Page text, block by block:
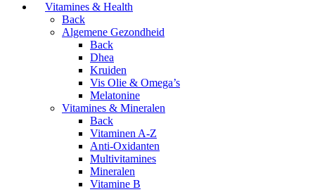
Vitamines & Health
Back
Algemene Gezondheid
Back
Dhea
Kruiden
Vis Olie & Omega’s
Melatonine
Vitamines & Mineralen
Back
Vitaminen A-Z
Anti-Oxidanten
Multivitamines
Mineralen
Vitamine B